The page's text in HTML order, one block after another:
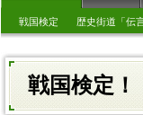
戦国検定 歴史街道「伝
戦国検定！